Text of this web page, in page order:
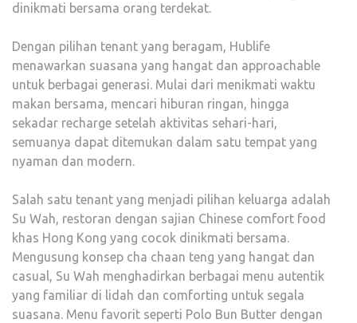
dinikmati bersama orang terdekat.
Dengan pilihan tenant yang beragam, Hublife
menawarkan suasana yang hangat dan approachable
untuk berbagai generasi. Mulai dari menikmati waktu
makan bersama, mencari hiburan ringan, hingga
sekadar recharge setelah aktivitas sehari-hari,
semuanya dapat ditemukan dalam satu tempat yang
nyaman dan modern.
Salah satu tenant yang menjadi pilihan keluarga adalah
Su Wah, restoran dengan sajian Chinese comfort food
khas Hong Kong yang cocok dinikmati bersama.
Mengusung konsep cha chaan teng yang hangat dan
casual, Su Wah menghadirkan berbagai menu autentik
yang familiar di lidah dan comforting untuk segala
suasana. Menu favorit seperti Polo Bun Butter dengan